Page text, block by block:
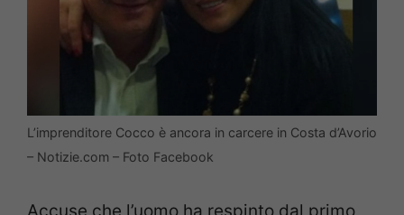
L’imprenditore Cocco è ancora in carcere in Costa d’Avorio
– Notizie.com – Foto Facebook
Accuse che l’uomo ha respinto dal primo